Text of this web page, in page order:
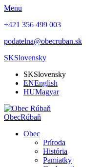
Menu
+421 356 499 003
podatelna@obecruban.sk
SKSlovensky
SKSlovensky
ENEnglish
HUMagyar
ObecRúbaň
Obec
Príroda
História
Pamiatky